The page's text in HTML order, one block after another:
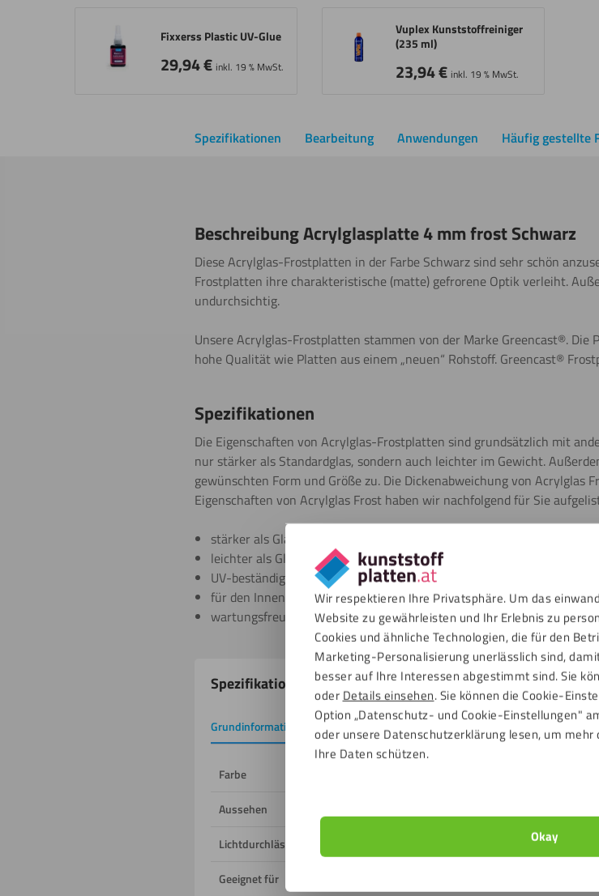
Wir respektieren Ihre Privatsphäre. Um das
Website zu gewährleisten und Ihr Erlebnis zu
Cookies und ähnliche Technologien, die für den
Marketing-Personalisierung unerlässlich sind,
besser auf Ihre Interessen abgestimmt sind. Sie
oderDetails einsehen. Sie können die Cookie-
Option „Datenschutz- und Cookie-Einstellungen"
oder unsere Datenschutzerklärung lesen, um
Ihre Daten schützen.
Okay
Fixxerss Plastic UV-Glue
29,94€ inkl. 19 % MwSt.
Vuplex Kunststoffreiniger
(235 ml)
23,94€ inkl. 19 % MwSt.
Spezifikationen Bearbeitung Anwendungen Häufig gestellte
Beschreibung Acrylglasplatte 4 mm frost Schwarz
Diese Acrylglas-Frostplatten in der Farbe Schwarz sind sehr schön
Frostplatten ihre charakteristische (matte) gefrorene Optik verleiht.
undurchsichtig.
Unsere Acrylglas-Frostplatten stammen von der Marke Greencast®. Die
hohe Qualität wie Platten aus einem „neuen“ Rohstoff. Greencast®
Spezifikationen
Die Eigenschaften von Acrylglas-Frostplatten sind grundsätzlich mit
nur stärker als Standardglas, sondern auch leichter im Gewicht.
gewünschten Form und Größe zu. Die Dickenabweichung von
Eigenschaften von Acrylglas Frost haben wir nachfolgend für Sie
stärker als Glas
leichter als Glas
UV-beständig
für den Innen- und Außenbereich geeignet
wartungsfreundlich
Produkteigenschaften
Spezifikationen
Grundinformation Downloads
Farbe
Aussehen
Lichtdurchlässigkeit
Geeignet für